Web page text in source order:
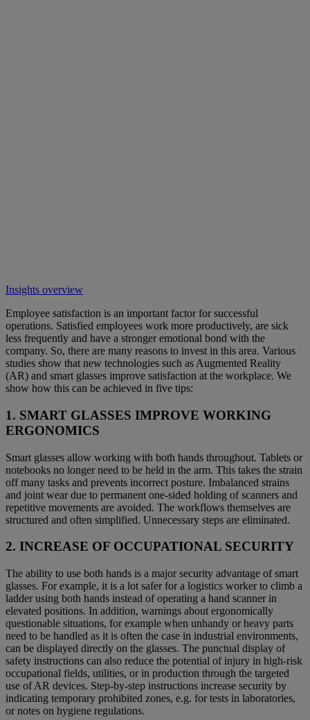
Insights overview
Employee satisfaction is an important factor for successful
operations. Satisfied employees work more productively, are sick
less frequently and have a stronger emotional bond with the
company. So, there are many reasons to invest in this area. Various
studies show that new technologies such as Augmented Reality
(AR) and smart glasses improve satisfaction at the workplace. We
show how this can be achieved in five tips:
1. SMART GLASSES IMPROVE WORKING
ERGONOMICS
Smart glasses allow working with both hands throughout. Tablets or
notebooks no longer need to be held in the arm. This takes the strain
off many tasks and prevents incorrect posture. Imbalanced strains
and joint wear due to permanent one-sided holding of scanners and
repetitive movements are avoided. The workflows themselves are
structured and often simplified. Unnecessary steps are eliminated.
2. INCREASE OF OCCUPATIONAL SECURITY
The ability to use both hands is a major security advantage of smart
glasses. For example, it is a lot safer for a logistics worker to climb a
ladder using both hands instead of operating a hand scanner in
elevated positions. In addition, warnings about ergonomically
questionable situations, for example when unhandy or heavy parts
need to be handled as it is often the case in industrial environments,
can be displayed directly on the glasses. The punctual display of
safety instructions can also reduce the potential of injury in high-risk
occupational fields, utilities, or in production through the targeted
use of AR devices. Step-by-step instructions increase security by
indicating temporary prohibited zones, e.g. for tests in laboratories,
or notes on hygiene regulations.